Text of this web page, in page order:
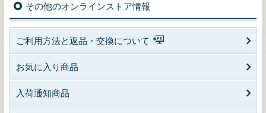
その他のオンラインストア情報
ご利用方法と返品・交換について
お気に入り商品
入荷通知商品